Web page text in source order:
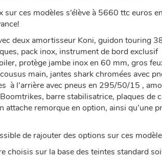
sur ces modèles s’élève à 5660 ttc euros
deux amortisseur Koni, guidon touring
pack inox, instrument de bord
protège jambe inox en 60 mm, gros
main, jantes shark chromées avec
à l’arrière avec pneus en 295/50/15 ,
barre stabilisatrice, plaques de
attache remorque en option, ainsi qu’une
de rajouter des options sur ces
choisis sur la base des teintes standard